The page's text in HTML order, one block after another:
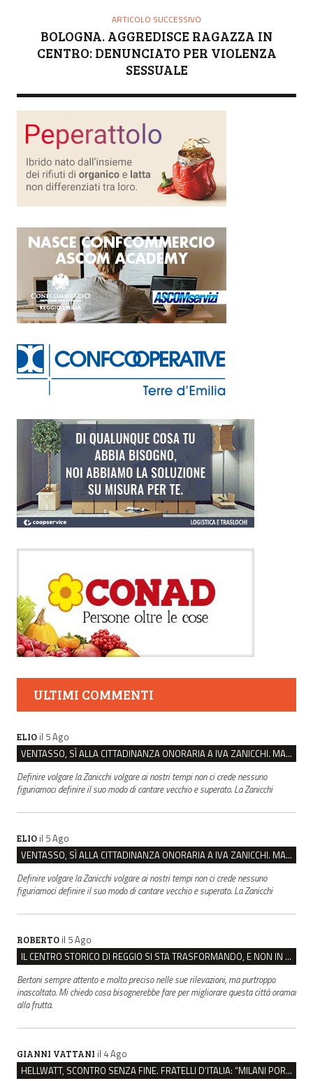
ARTICOLO SUCCESSIVO
BOLOGNA. AGGREDISCE RAGAZZA IN
CENTRO: DENUNCIATO PER VIOLENZA
SESSUALE
ULTIMI COMMENTI
ELIO il 5 Ago
VENTASSO, SÌ ALLA CITTADINANZA ONORARIA A IVA ZANICCHI. MA BARGIACCHI: “È DI PESSIMO GUSTO”
Definire volgare la Zanicchi volgare ai nostri tempi non ci crede nessuno
figuriamoci definire il suo modo di cantare vecchio e superato. La Zanicchi
ELIO il 5 Ago
VENTASSO, SÌ ALLA CITTADINANZA ONORARIA A IVA ZANICCHI. MA BARGIACCHI: “È DI PESSIMO GUSTO”
Definire volgare la Zanicchi volgare ai nostri tempi non ci crede nessuno
figuriamoci definire il suo modo di cantare vecchio e superato. La Zanicchi
ROBERTO il 5 Ago
IL CENTRO STORICO DI REGGIO SI STA TRASFORMANDO, E NON IN MEGLIO
Bertoni sempre attento e molto preciso nelle sue rilevazioni, ma purtroppo
inascoltato. Mi chiedo cosa bisognerebbe fare per migliorare questa città oramai
alla frutta.
GIANNI VATTANI il 4 Ago
HELLWATT, SCONTRO SENZA FINE. FRATELLI D’ITALIA: “MILANI PORTA DOCUMENTI, DE FRANCO INSULTI”